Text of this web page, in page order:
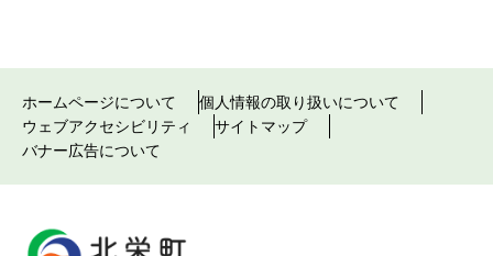
ホームページについて
個人情報の取り扱いについて
ウェブアクセシビリティ
サイトマップ
バナー広告について